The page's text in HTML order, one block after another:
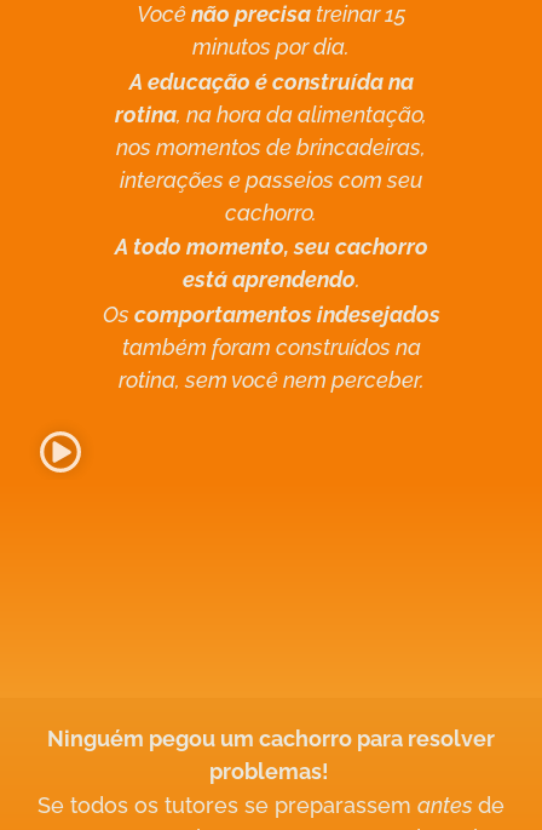
Vocênão precisatreinar 15
minutos por dia.
A educação é construída na
rotina, na hora da alimentação,
nos momentos de brincadeiras,
interações e passeios com seu
cachorro.
A todo momento, seu cachorro
está aprendendo.
Os comportamentos indesejados
também foram construídos na
rotina, sem você nem perceber.
Ninguém pegou um cachorro para resolver
problemas!
Se todos os tutores se preparassem antes de